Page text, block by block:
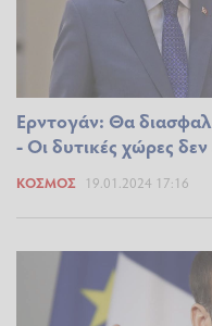
Ερντογάν: Θα
- Οι δυτικές χώρες
ΚΌΣΜΟΣ 19.01.2024 17:16